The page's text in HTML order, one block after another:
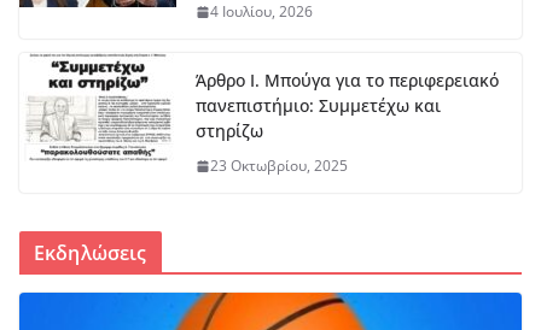
4 Ιουλίου, 2026
Άρθρο Ι. Μπούγα για το περιφερειακό
πανεπιστήμιο: Συμμετέχω και
στηρίζω
23 Οκτωβρίου, 2025
Εκδηλώσεις